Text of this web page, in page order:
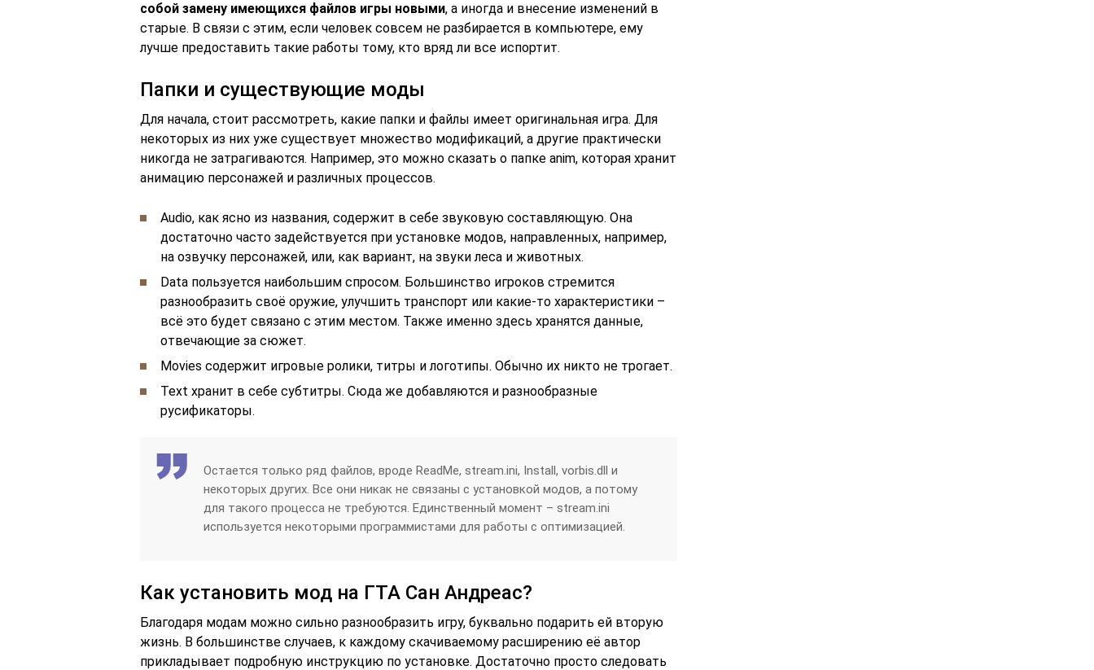
собой замену имеющихся файлов игры новыми, а иногда и внесение изменений в
старые. В связи с этим, если человек совсем не разбирается в компьютере, ему
лучше предоставить такие работы тому, кто вряд ли все испортит.
Папки и существующие моды
Для начала, стоит рассмотреть, какие папки и файлы имеет оригинальная игра. Для
некоторых из них уже существует множество модификаций, а другие практически
никогда не затрагиваются. Например, это можно сказать о папке anim, которая хранит
анимацию персонажей и различных процессов.
Audio, как ясно из названия, содержит в себе звуковую составляющую. Она
достаточно часто задействуется при установке модов, направленных, например,
на озвучку персонажей, или, как вариант, на звуки леса и животных.
Data пользуется наибольшим спросом. Большинство игроков стремится
разнообразить своё оружие, улучшить транспорт или какие-то характеристики –
всё это будет связано с этим местом. Также именно здесь хранятся данные,
отвечающие за сюжет.
Movies содержит игровые ролики, титры и логотипы. Обычно их никто не трогает.
Text хранит в себе субтитры. Сюда же добавляются и разнообразные
русификаторы.
Остается только ряд файлов, вроде ReadMe, stream.ini, Install, vorbis.dll и
некоторых других. Все они никак не связаны с установкой модов, а потому
для такого процесса не требуются. Единственный момент – stream.ini
используется некоторыми программистами для работы с оптимизацией.
Как установить мод на ГТА Сан Андреас?
Благодаря модам можно сильно разнообразить игру, буквально подарить ей вторую
жизнь. В большинстве случаев, к каждому скачиваемому расширению её автор
прикладывает подробную инструкцию по установке. Достаточно просто следовать